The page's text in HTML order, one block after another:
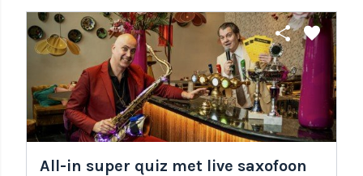
share favorite
All-in super quiz met live saxofoon